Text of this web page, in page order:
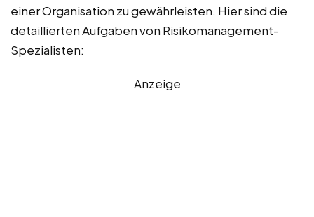
einer Organisation zu gewährleisten. Hier sind die
detaillierten Aufgaben von Risikomanagement-
Spezialisten:
Anzeige